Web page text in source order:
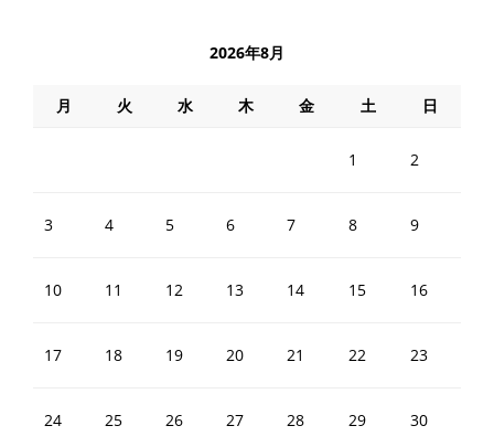
2026年8月
月 火 水 木 金 土 日
1 2
3 4 5 6 7 8 9
10 11 12 13 14 15 16
17 18 19 20 21 22 23
24 25 26 27 28 29 30